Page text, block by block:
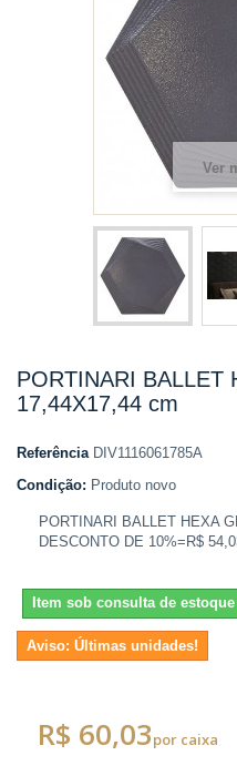
Ver
PORTINARI BALLET
17,44X17,44 cm
Referência DIV1116061785A
Condição: Produto novo
PORTINARI BALLET HEXA
DESCONTO DE 10%=R$
Item sob consulta de
Aviso: Últimas unidades!
R$ 60,03por caixa